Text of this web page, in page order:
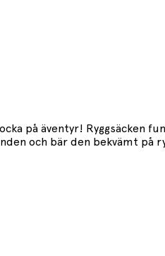
på äventyr! Ryggsäcken
och bär den bekvämt